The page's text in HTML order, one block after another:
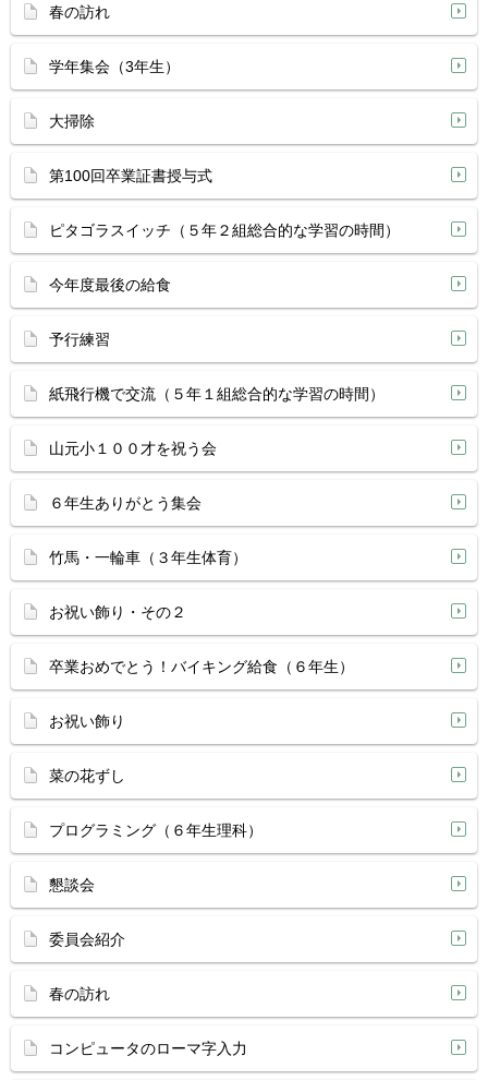
春の訪れ
学年集会（3年生）
大掃除
第100回卒業証書授与式
ピタゴラスイッチ（５年２組総合的な学習の時間）
今年度最後の給食
予行練習
紙飛行機で交流（５年１組総合的な学習の時間）
山元小１００才を祝う会
６年生ありがとう集会
竹馬・一輪車（３年生体育）
お祝い飾り・その２
卒業おめでとう！バイキング給食（６年生）
お祝い飾り
菜の花ずし
プログラミング（６年生理科）
懇談会
委員会紹介
春の訪れ
コンピュータのローマ字入力